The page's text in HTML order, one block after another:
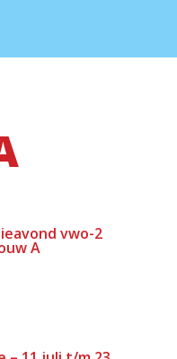
vwo-2
A